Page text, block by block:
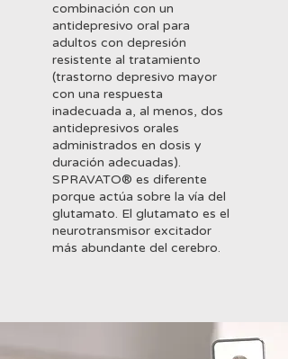
combinación con un
antidepresivo oral para
adultos con depresión
resistente al tratamiento
(trastorno depresivo mayor
con una respuesta
inadecuada a, al menos, dos
antidepresivos orales
administrados en dosis y
duración adecuadas).
SPRAVATO® es diferente
porque actúa sobre la vía del
glutamato. El glutamato es el
neurotransmisor excitador
más abundante del cerebro.